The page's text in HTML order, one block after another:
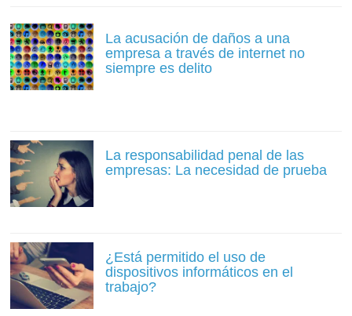
La acusación de daños a una
empresa a través de internet no
siempre es delito
La responsabilidad penal de las
empresas: La necesidad de prueba
¿Está permitido el uso de
dispositivos informáticos en el
trabajo?